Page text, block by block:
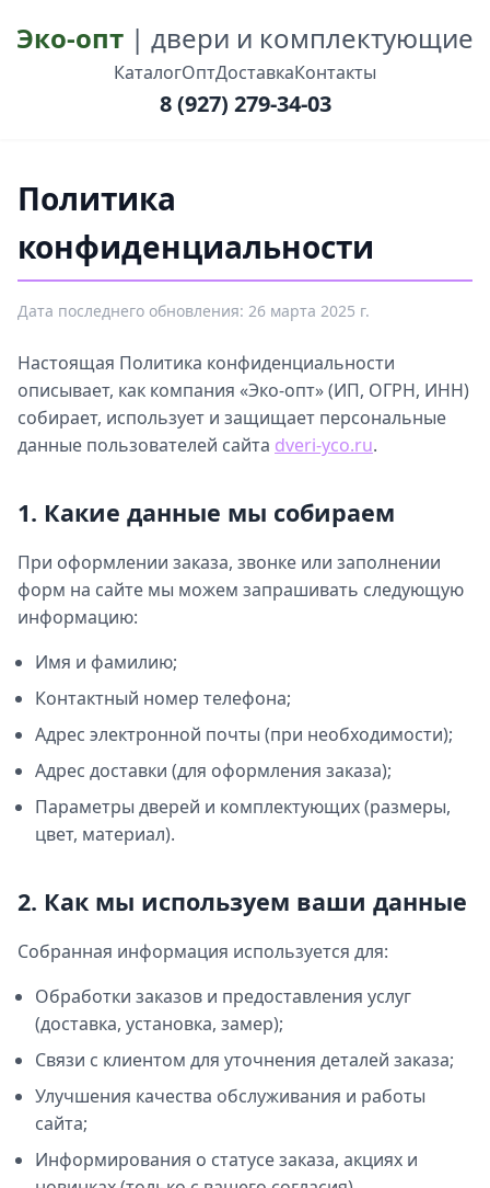
Эко-опт | двери и комплектующие
КаталогОптДоставкаКонтакты
8 (927) 279-34-03
Политика
конфиденциальности
Дата последнего обновления: 26 марта 2025 г.
Настоящая Политика конфиденциальности
описывает, как компания «Эко-опт» (ИП, ОГРН, ИНН)
собирает, использует и защищает персональные
данные пользователей сайта dveri-yco.ru.
1. Какие данные мы собираем
При оформлении заказа, звонке или заполнении
форм на сайте мы можем запрашивать следующую
информацию:
Имя и фамилию;
Контактный номер телефона;
Адрес электронной почты (при необходимости);
Адрес доставки (для оформления заказа);
Параметры дверей и комплектующих (размеры,
цвет, материал).
2. Как мы используем ваши данные
Собранная информация используется для:
Обработки заказов и предоставления услуг
(доставка, установка, замер);
Связи с клиентом для уточнения деталей заказа;
Улучшения качества обслуживания и работы
сайта;
Информирования о статусе заказа, акциях и